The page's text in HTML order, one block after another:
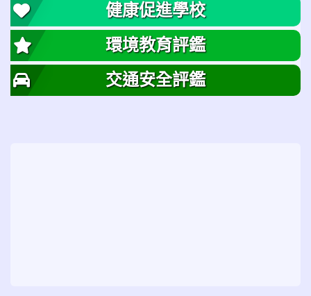
健康促進學校
環境教育評鑑
交通安全評鑑